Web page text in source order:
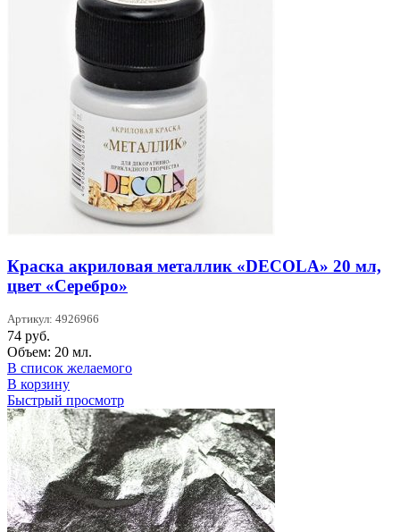
Краска акриловая металлик «DECOLA» 20 мл,
цвет «Серебро»
Артикул: 4926966
74 руб.
Объем: 20 мл.
В список желаемого
В корзину
Быстрый просмотр